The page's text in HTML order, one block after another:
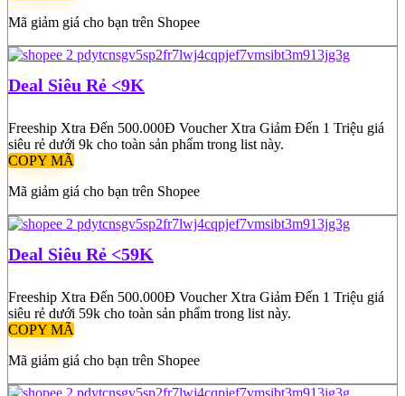
Mã giảm giá cho bạn trên Shopee
Deal Siêu Rẻ <9K
Freeship Xtra Đến 500.000Đ Voucher Xtra Giảm Đến 1 Triệu giá
siêu rẻ dưới 9k cho toàn sản phẩm trong list này.
COPY MÃ
Mã giảm giá cho bạn trên Shopee
Deal Siêu Rẻ <59K
Freeship Xtra Đến 500.000Đ Voucher Xtra Giảm Đến 1 Triệu giá
siêu rẻ dưới 59k cho toàn sản phẩm trong list này.
COPY MÃ
Mã giảm giá cho bạn trên Shopee